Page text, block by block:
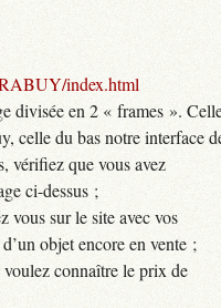
index.html
divisée en 2 « frames ».
celle du bas notre interface
vérifiez que vous avez
ci-dessus ;
vous sur le site avec vos
objet encore en vente ;
connaître le prix de